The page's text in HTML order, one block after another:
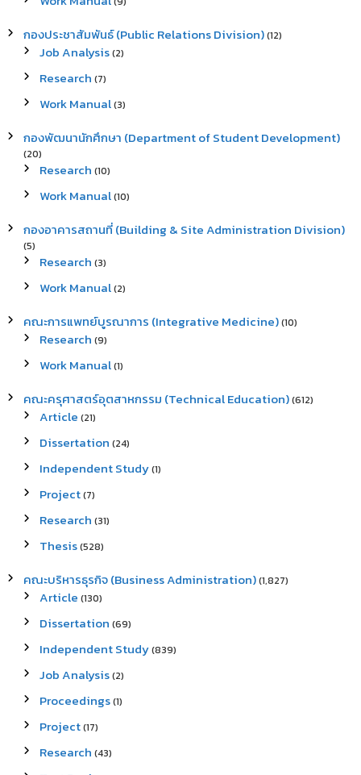
กองประชาสัมพันธ์ (Public Relations Division)(12)
Job Analysis(2)
Research (7)
Work Manual(3)
กองพัฒนานักศึกษา (Department of Student Development)
(20)
Research (10)
Work Manual(10)
กองอาคารสถานที่ (Building & Site Administration Division)
(5)
Research (3)
Work Manual(2)
คณะการแพทย์บูรณาการ (Integrative Medicine)(10)
Research (9)
Work Manual(1)
คณะครุศาสตร์อุตสาหกรรม (Technical Education)(612)
Article (21)
Dissertation (24)
Independent Study(1)
Project(7)
Research (31)
Thesis(528)
คณะบริหารธุรกิจ (Business Administration)(1,827)
Article (130)
Dissertation (69)
Independent Study(839)
Job Analysis(2)
Proceedings(1)
Project(17)
Research (43)